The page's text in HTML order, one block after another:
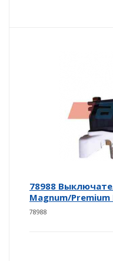
78988
Magnum/Premium
78988